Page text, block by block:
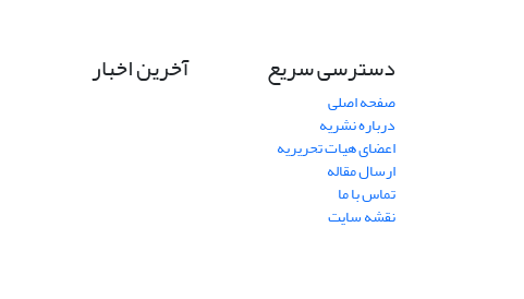
دسترسی سریع
صفحه اصلی
درباره نشریه
اعضای هیات تحریریه
ارسال مقاله
تماس با ما
نقشه سایت
آخرین اخبار